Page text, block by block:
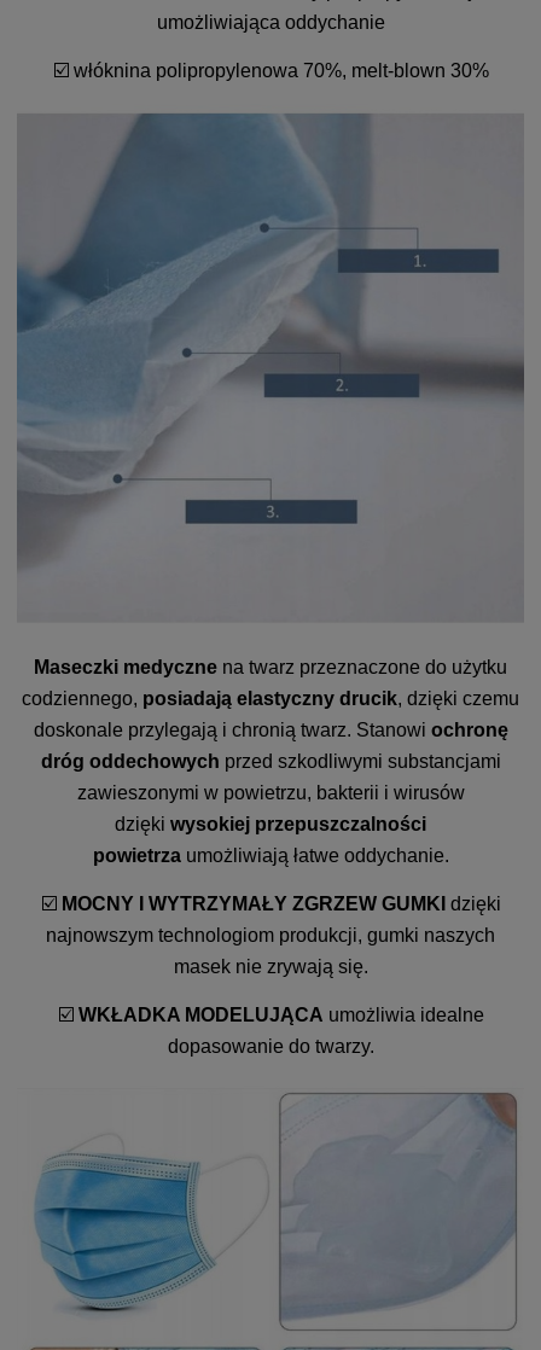
umożliwiająca oddychanie
☑️ włóknina polipropylenowa 70%, melt-blown 30%
Maseczki medyczne na twarz przeznaczone do użytku
codziennego, posiadają elastyczny drucik, dzięki czemu
doskonale przylegają i chronią twarz. Stanowi ochronę
dróg oddechowych przed szkodliwymi substancjami
zawieszonymi w powietrzu, bakterii i wirusów
dzięki wysokiej przepuszczalności
powietrzaumożliwiają łatwe oddychanie.
☑️ MOCNY I WYTRZYMAŁY ZGRZEW GUMKI dzięki
najnowszym technologiom produkcji, gumki naszych
masek nie zrywają się.
☑️ WKŁADKA MODELUJĄCA umożliwia idealne
dopasowanie do twarzy.